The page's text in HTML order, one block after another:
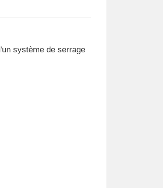
système de serrage